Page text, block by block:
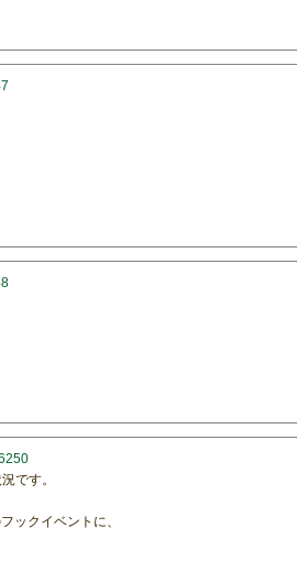
です。
ックイベントに、